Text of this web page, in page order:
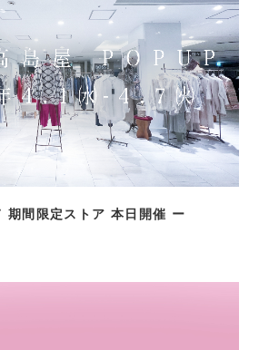
期間限定ストア 本日開催 ー